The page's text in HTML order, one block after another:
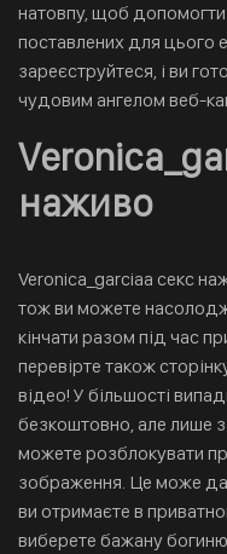
натовпу, щоб допомогти
поставлених для цього
зареєструйтеся, і ви
чудовим ангелом веб-
наживо
Veronica_garciaa секс
тож ви можете
кінчати разом під час
перевірте також
відео! У більшості
безкоштовно, але лише
можете розблокувати
зображення. Це може
ви отримаєте в
виберете бажану